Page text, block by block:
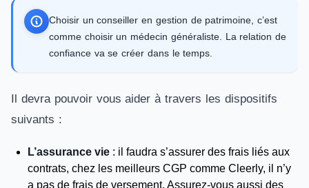
Choisir un conseiller en gestion de patrimoine, c’est
comme choisir un médecin généraliste. La relation de
confiance va se créer dans le temps.
Il devra pouvoir vous aider à travers les dispositifs
suivants :
L’assurance vie : il faudra s’assurer des frais liés aux
contrats, chez les meilleurs CGP comme Cleerly, il n’y
a pas de frais de versement. Assurez-vous aussi des